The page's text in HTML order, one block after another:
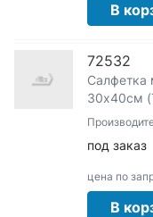
В
72532
Салфетка
30х40см
под заказ
цена по
В